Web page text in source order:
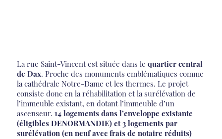
La rue Saint-Vincent est située dans le quartier central
de Dax. Proche des monuments emblématiques comme
la cathédrale Notre-Dame et les thermes. Le projet
consiste donc en la réhabilitation et la surélévation de
l’immeuble existant, en dotant l’immeuble d’un
ascenseur. 14 logements dans l’enveloppe existante
(éligibles DENORMANDIE) et 3 logements par
surélévation (en neuf avec frais de notaire réduits)